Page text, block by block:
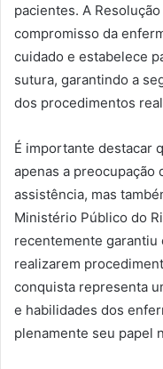
pacientes. A
compromisso da
cuidado e estabelece
sutura, garantindo a
dos procedimentos
É importante destacar
apenas a preocupação
assistência, mas
Ministério Público do
recentemente
realizarem
conquista representa
e habilidades dos
plenamente seu papel